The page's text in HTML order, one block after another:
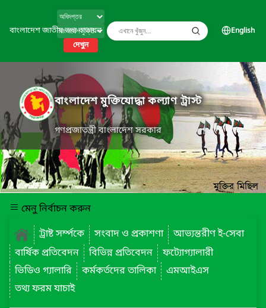
বাংলাদেশ জাতীয় তথ্য বাতায়ন
দেখুন
English
বাংলাদেশ মুক্তিযোদ্ধা কল্যাণ ট্রাস্ট
গণপ্রজাতন্ত্রী বাংলাদেশ সরকার
মেনু নির্বাচন করুন
ট্রাষ্ট সর্ম্পকে
সংবাদ ও প্রকাশণা
আভ্যন্তরীণ ই-সেবা
বার্ষিক প্রতিবেদন
বিভিন্ন প্রতিবেদন
ফট্যোগ্যালারী
ভিডিও গ্যালারি
কর্মকর্তদের তালিকা
এমআইএস
তথ্য ফরম যাচাই